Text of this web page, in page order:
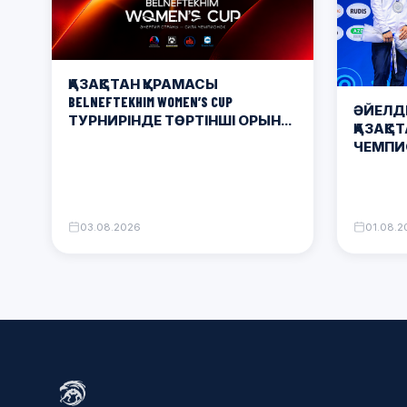
ҚАЗАҚСТАН ҚҰРАМАСЫ
BELNEFTEKHIM WOMEN’S CUP
ТУРНИРІНДЕ ТӨРТІНШІ ОРЫН
03.08.2026